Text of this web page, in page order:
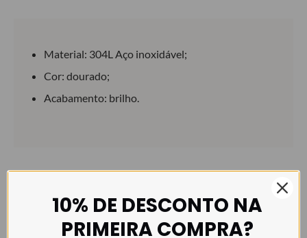
Material: 304L Aço inoxidável;
Cor: dourado;
Acabamento: brilho.
10% DE DESCONTO NA
PRIMEIRA COMPRA?